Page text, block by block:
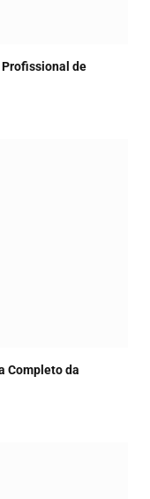
Profissional de
Completo da